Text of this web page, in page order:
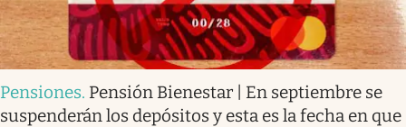
Pensiones. Pensión Bienestar | En septiembre se
suspenderán los depósitos y esta es la fecha en que